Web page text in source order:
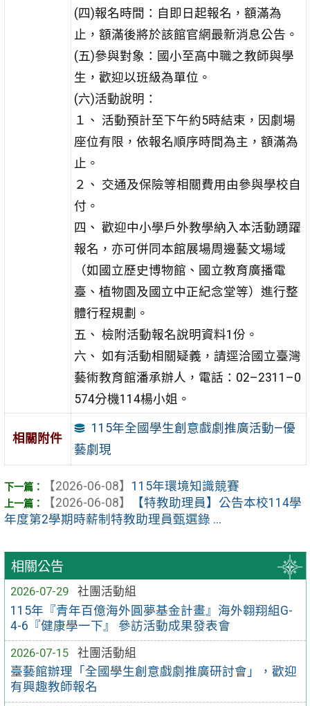
相關公告
2026-07-29
社團活動組
115年『青年百億海外圓夢基金計畫』海外翱翔組G-
4-6『健康學一下』 參訪活動成果發表會
2026-07-15
社團活動組
臺藝館辦理「全國學生創意戲劇推廣研討會」，歡迎
有興趣教師報名
(四)報名時間：自即日起報名，額滿為
止，額滿後將於該館官網最新消息公告。
(五)參與對象：國小至高中職之教師與學
生，歡迎以班級為單位。
(六)活動說明：
１、 活動預計至下午約5時結束，因劇場
座位有限，依報名順序時間為主，額滿為
止。
２、 交通及保險等相關費用由參與學校自
付。
四、 歡迎中小學戶外教學納入本活動踴躍
報名，亦可併同本館展場周邊藝文場域
（如國立歷史博物館、國立教育廣播電
臺、植物園及國立中正紀念堂等）進行整
體行程規劃。
五、 檢附活動報名說明資料1份。
六、 如有活動相關疑義，請逕洽國立臺灣
藝術教育館潘承辦人，電話：02–2311–0
574分機114楊小姐。
相關附件
115年全國學生創意戲劇推廣活動—優
藝劇現
【2026-06-08】 115年環境知識競賽
【2026-06-08】
【特教助理員】公告本校114學
年度第2學期時薪制特教助理員甄選錄 ...